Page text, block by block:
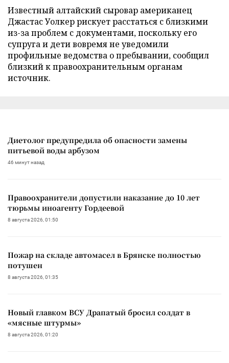
Известный алтайский сыровар американец
Джастас Уолкер рискует расстаться с близкими
из-за проблем с документами, поскольку его
супруга и дети вовремя не уведомили
профильные ведомства о пребывании, сообщил
близкий к правоохранительным органам
источник.
Диетолог предупредила об опасности замены
питьевой воды арбузом
46 минут назад
Правоохранители допустили наказание до 10 лет
тюрьмы иноагенту Гордеевой
8 августа 2026, 01:50
Пожар на складе автомасел в Брянске полностью
потушен
8 августа 2026, 01:35
Новый главком ВСУ Драпатый бросил солдат в
«мясные штурмы»
8 августа 2026, 01:20